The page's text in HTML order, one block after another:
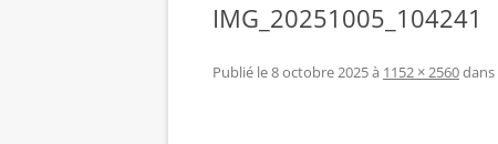
IMG_20251005_104241
Publié le8 octobre 2025à 1152 × 2560dans